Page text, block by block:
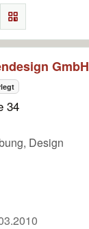
GmbH
34
Design